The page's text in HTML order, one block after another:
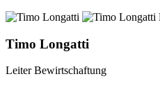
Timo Longatti
Leiter Bewirtschaftung